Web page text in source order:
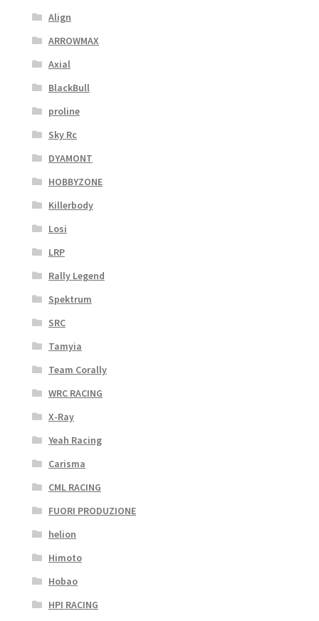
Align
ARROWMAX
Axial
BlackBull
proline
Sky Rc
DYAMONT
HOBBYZONE
Killerbody
Losi
LRP
Rally Legend
Spektrum
SRC
Tamyia
Team Corally
WRC RACING
X-Ray
Yeah Racing
Carisma
CML RACING
FUORI PRODUZIONE
helion
Himoto
Hobao
HPI RACING